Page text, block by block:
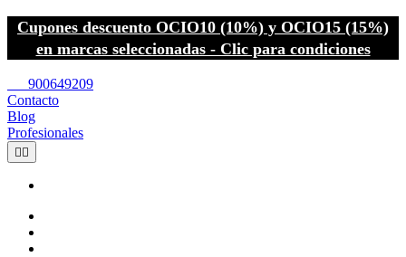
Cupones descuento OCIO10 (10%) y OCIO15 (15%)
en marcas seleccionadas - Clic para condiciones
900649209
Contacto
Blog
Profesionales
 